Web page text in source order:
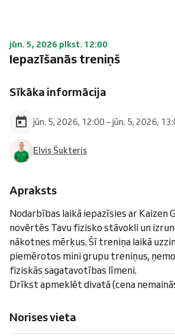
jūn. 5, 2026 plkst. 12:00
Iepazīšanās treniņš
Sīkāka informācija
jūn. 5, 2026, 12:00 – jūn. 5, 2026,
Elvis Šukteris
Apraksts
Nodarbības laikā iepazīsies ar Kaizen
novērtēs Tavu fizisko stāvokli un
nākotnes mērķus. Šī treniņa laikā
piemērotos mini grupu treniņus,
fiziskās sagatavotības līmeni.
Drīkst apmeklēt divatā (cena
Norises vieta